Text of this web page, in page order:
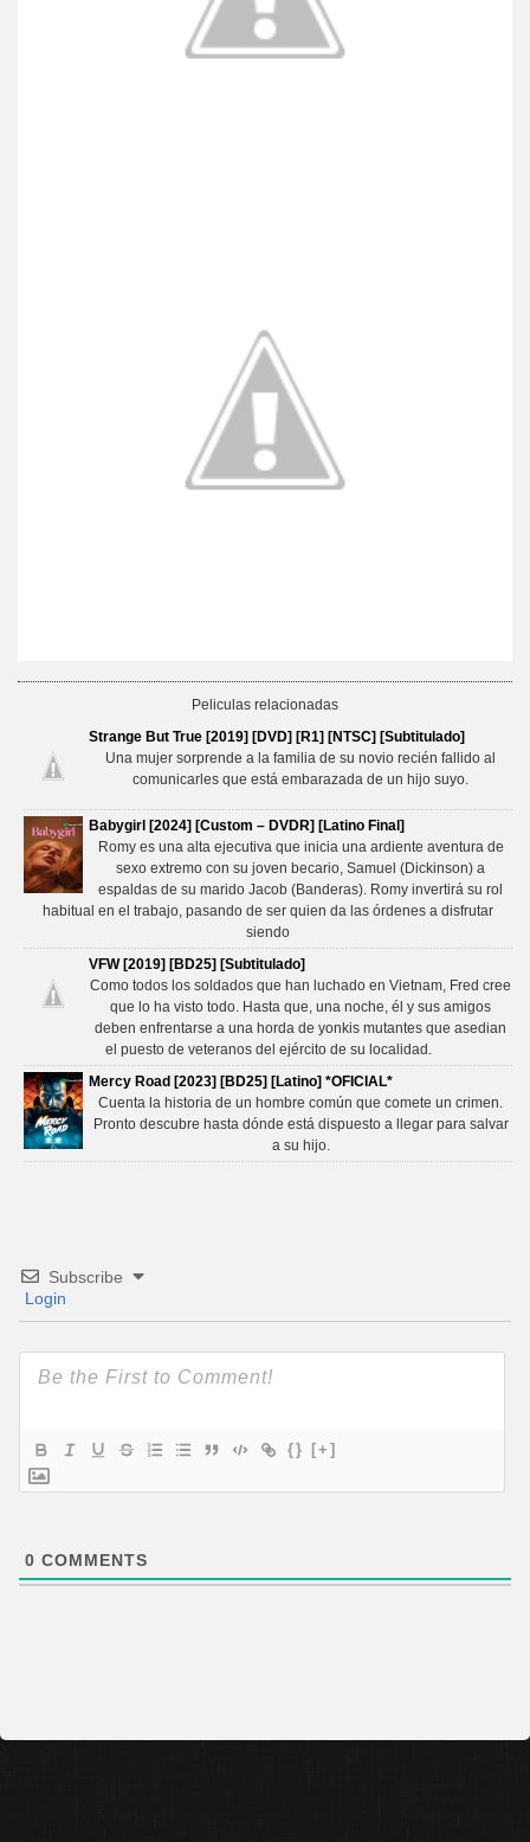
Peliculas relacionadas
Strange But True [2019] [DVD] [R1] [NTSC] [Subtitulado]
Una mujer sorprende a la familia de su novio recién fallido al
comunicarles que está embarazada de un hijo suyo.
Babygirl [2024] [Custom – DVDR] [Latino Final]
Romy es una alta ejecutiva que inicia una ardiente aventura de
sexo extremo con su joven becario, Samuel (Dickinson) a
espaldas de su marido Jacob (Banderas). Romy invertirá su rol
habitual en el trabajo, pasando de ser quien da las órdenes a disfrutar
siendo
VFW [2019] [BD25] [Subtitulado]
Como todos los soldados que han luchado en Vietnam, Fred cree
que lo ha visto todo. Hasta que, una noche, él y sus amigos
deben enfrentarse a una horda de yonkis mutantes que asedian
el puesto de veteranos del ejército de su localidad.
Mercy Road [2023] [BD25] [Latino] *OFICIAL*
Cuenta la historia de un hombre común que comete un crimen.
Pronto descubre hasta dónde está dispuesto a llegar para salvar
a su hijo.
Subscribe
Login
{} [+]
0 COMMENTS